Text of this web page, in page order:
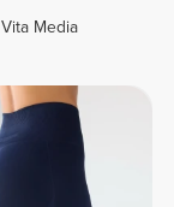
Media